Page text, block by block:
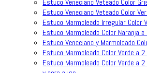
Estuco Veneciano Veteado Color
Estuco Veneciano Veteado Color
Estuco Marmoleado Irregular Color
Estuco Marmoleado Color Naranja
Estuco Veneciano y Marmoleado
Estuco Marmoleado Color Verde a
Estuco Marmoleado Color Verde a